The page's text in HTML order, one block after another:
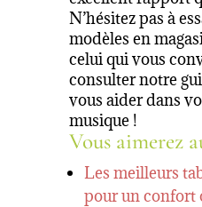
N’hésitez pas à
modèles en
celui qui vous
consulter notre
vous aider dans
musique !
Vous aimerez
Les meilleurs
pour un confort